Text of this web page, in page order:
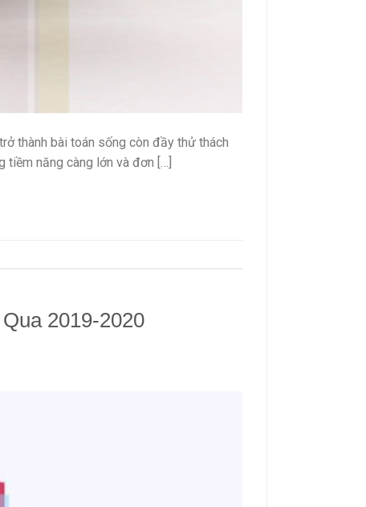
thành bài toán sống còn đầy thử thách
tiềm năng càng lớn và đơn […]
2019-2020